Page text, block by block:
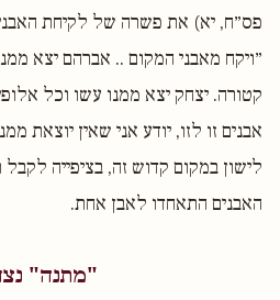
פס״ח, יא) את פשרה של לקיחת
״ויקח מאבני המקום .. אברהם יצא
קטורה. יצחק יצא ממנו עשו וכל
אבנים זו לזו, יודע אני שאין יוצאת
לישון במקום קדוש זה, בציפייה
האבנים התאחדו לאבן אחת.
"מתנה"